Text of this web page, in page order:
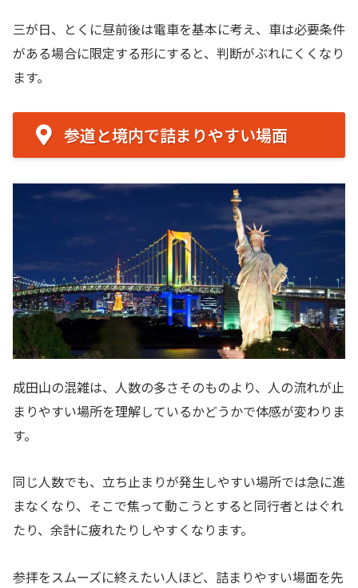
三が日、とくに昼前後は電車を基本に考え、車は必要条件
がある場合に限定する形にすると、判断がぶれにくくなり
ます。
参道と境内で詰まりやすい場面
成田山の混雑は、人数の多さそのものより、人の流れが止
まりやすい場所を理解しているかどうかで体感が変わりま
す。
同じ人数でも、立ち止まりが発生しやすい場所では急に進
まなくなり、そこで焦って動こうとすると同行者とはぐれ
たり、余計に疲れたりしやすくなります。
参拝をスムーズに終えたい人ほど、詰まりやすい場面を先